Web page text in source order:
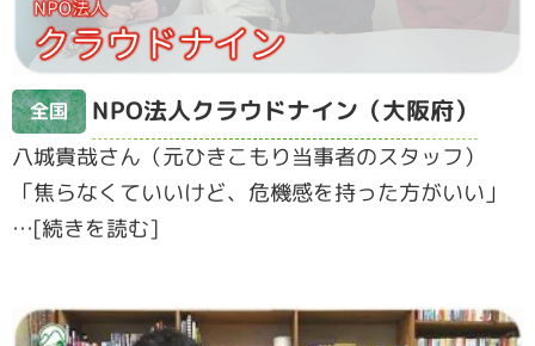
全国 NPO法人クラウドナイン（大阪府）
八城貴哉さん（元ひきこもり当事者のスタッフ）
「焦らなくていいけど、危機感を持った方がいい」
…[続きを読む]